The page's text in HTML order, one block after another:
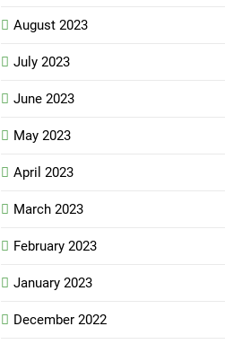
August 2023
July 2023
June 2023
May 2023
April 2023
March 2023
February 2023
January 2023
December 2022